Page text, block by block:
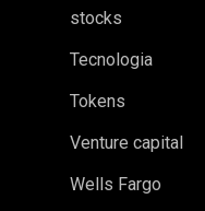
stocks
Tecnologia
Tokens
Venture capital
Wells Fargo